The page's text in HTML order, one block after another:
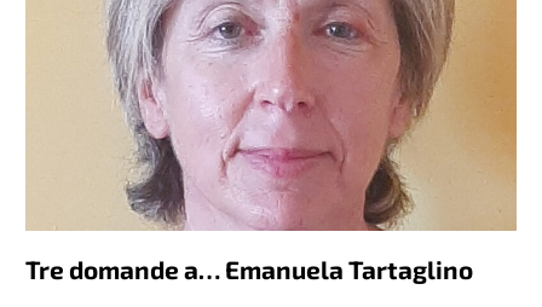
Tre domande a… Emanuela Tartaglino